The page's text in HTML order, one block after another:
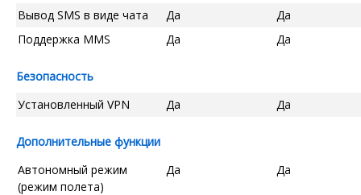
Вывод SMS в виде чата
Да
Да
Поддержка MMS
Да Да
Безопасность
Установленный VPN
Да Да
Дополнительные функции
Автономный режим
(режим полета)
Да Да